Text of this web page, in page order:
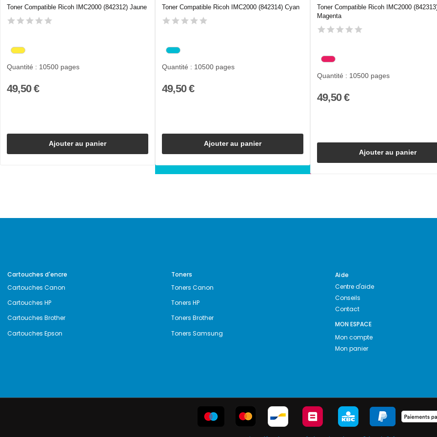
Toner Compatible Ricoh IMC2000 (842312) Jaune
Quantité : 10500 pages
49,50 €
Ajouter au panier
Toner Compatible Ricoh IMC2000 (842314) Cyan
Quantité : 10500 pages
49,50 €
Ajouter au panier
Toner Compatible Ricoh IMC2000
Magenta
Quantité : 10500 pages
49,50 €
Ajouter au panier
Cartouches d'encre
Cartouches Canon
Cartouches HP
Cartouches Brother
Cartouches Epson
Toners
Toners Canon
Toners HP
Toners Brother
Toners Samsung
Aide
Centre d'aide
Conseils
Contact
MON ESPACE
Mon compte
Mon panier